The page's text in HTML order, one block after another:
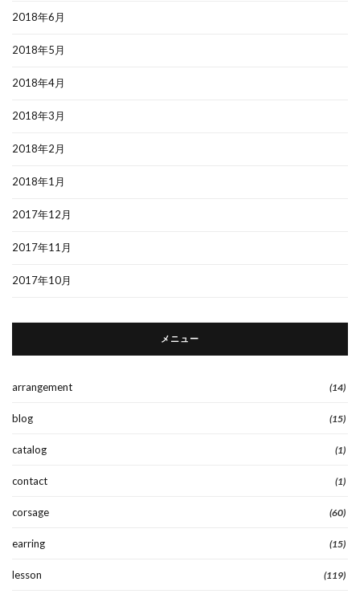
2018年6月
2018年5月
2018年4月
2018年3月
2018年2月
2018年1月
2017年12月
2017年11月
2017年10月
メニュー
arrangement (14)
blog (15)
catalog (1)
contact (1)
corsage (60)
earring (15)
lesson (119)